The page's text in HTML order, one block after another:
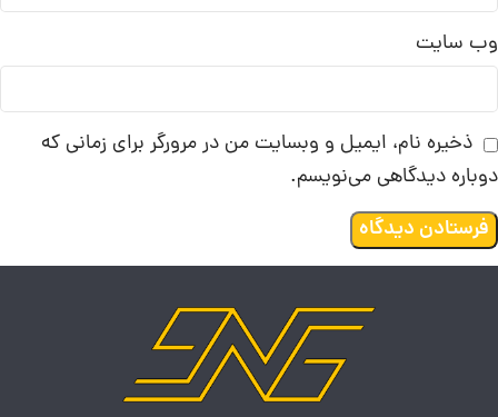
وب‌ سایت
ذخیره نام، ایمیل و وبسایت من در مرورگر برای زمانی که
دوباره دیدگاهی می‌نویسم.